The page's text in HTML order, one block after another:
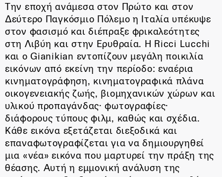
Την εποχή ανάμεσα στον Πρώτο και στον
Δεύτερο Παγκόσμιο Πόλεμο η Ιταλία υπέκυψε
στον φασισμό και διέπραξε φρικαλεότητες
στη Λιβύη και στην Ερυθραία. Η Ricci Lucchi
και ο Gianikian εντοπίζουν μεγάλη ποικιλία
εικόνων από εκείνη την περίοδο: εναέρια
κινηματογράφηση, κινηματογραφικά πλάνα
οικογενειακής ζωής, βιομηχανικών χώρων και
υλικού προπαγάνδας· φωτογραφίες·
διάφορους τύπους φιλμ, καθώς και σχέδια.
Κάθε εικόνα εξετάζεται διεξοδικά και
επαναφωτογραφίζεται για να δημιουργηθεί
μια «νέα» εικόνα που μαρτυρεί την πράξη της
θέασης. Αυτή η εμμονική ανάλυση της